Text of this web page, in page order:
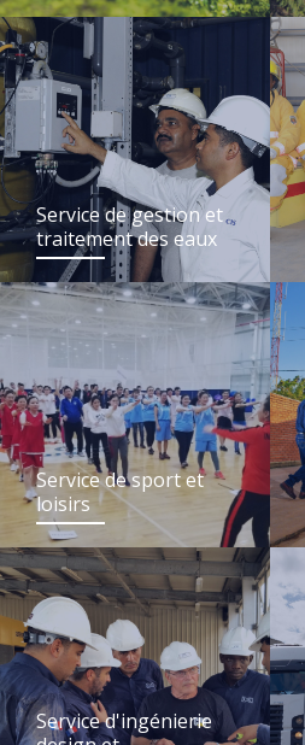
Service de gestion et
traitement des eaux
Service de sport et
loisirs
Service d'ingénierie